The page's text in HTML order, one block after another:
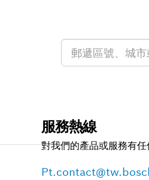
服務熱線
對我們的產品或服務有